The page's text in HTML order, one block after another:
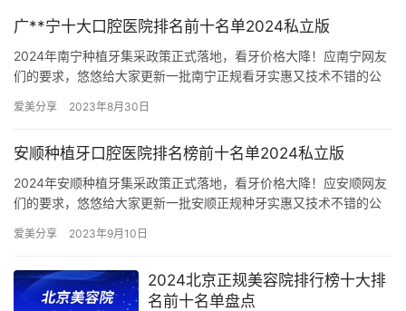
广**宁十大口腔医院排名前十名单2024私立版
2024年南宁种植牙集采政策正式落地，看牙价格大降！应南宁网友
们的要求，悠悠给大家更新一批南宁正规看牙实惠又技术不错的公
为…
爱美分享 2023年8月30日
安顺种植牙口腔医院排名榜前十名单2024私立版
2024年安顺种植牙集采政策正式落地，看牙价格大降！应安顺网友
们的要求，悠悠给大家更新一批安顺正规种牙实惠又技术不错的公
为…
爱美分享 2023年9月10日
2024北京正规美容院排行榜十大排
名前十名单盘点